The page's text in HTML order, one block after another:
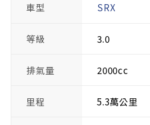
車型 SRX
等級 3.0
排氣量 2000cc
里程 5.3萬公里